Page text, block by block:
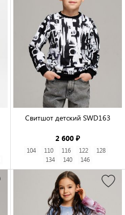
Свитшот детский SWD163
2 600 ₽
104 110 116 122
128
134
140 146